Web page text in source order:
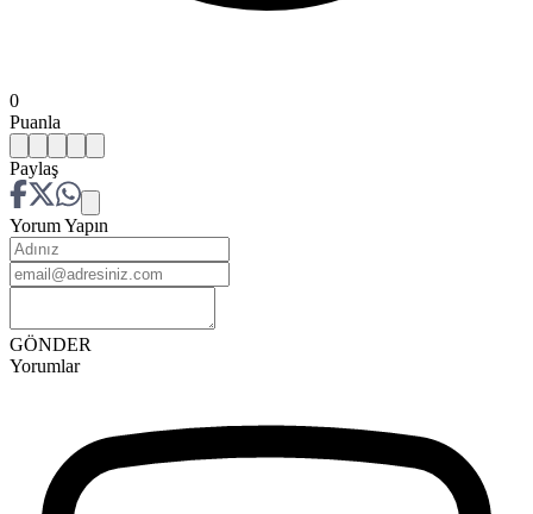
0
Puanla
Paylaş
Yorum Yapın
GÖNDER
Yorumlar